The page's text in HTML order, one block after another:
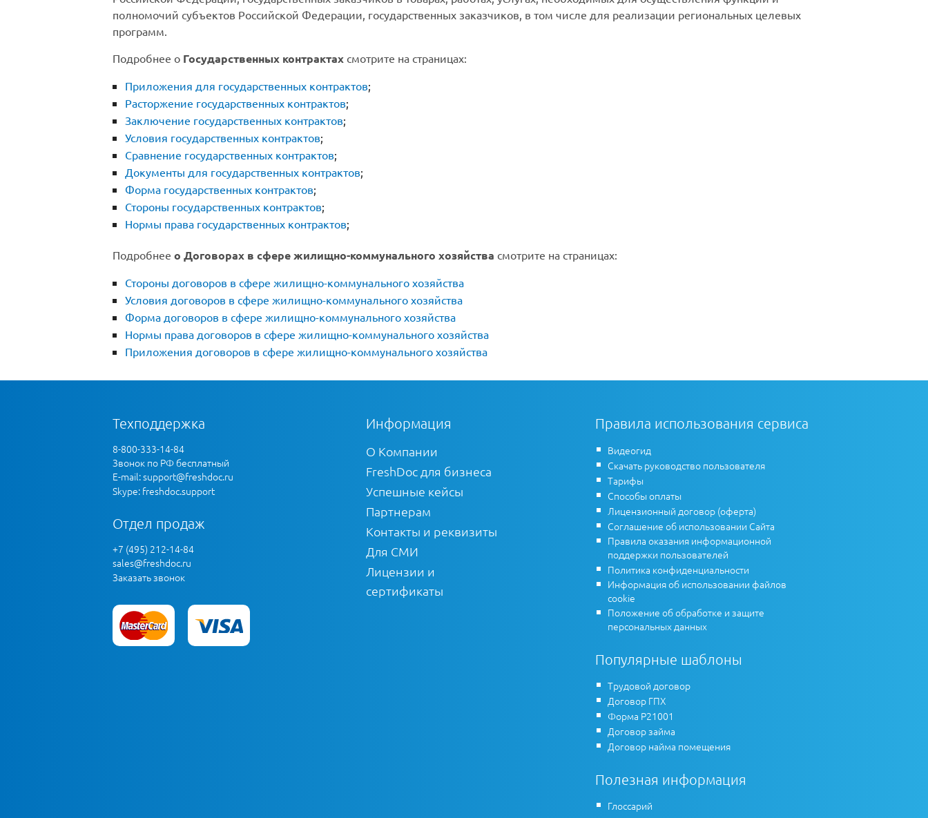
полномочий субъектов Российской Федерации, государственных заказчиков, в том числе для реализации региональных целевых
программ.
Подробнее о Государственных контрактах смотрите на страницах:
Приложения для государственных контрактов;
Расторжение государственных контрактов;
Заключение государственных контрактов;
Условия государственных контрактов;
Сравнение государственных контрактов;
Документы для государственных контрактов;
Форма государственных контрактов;
Стороны государственных контрактов;
Нормы права государственных контрактов;
Подробнее о Договорах в сфере жилищно-коммунального хозяйства смотрите на страницах:
Стороны договоров в сфере жилищно-коммунального хозяйства
Условия договоров в сфере жилищно-коммунального хозяйства
Форма договоров в сфере жилищно-коммунального хозяйства
Нормы права договоров в сфере жилищно-коммунального хозяйства
Приложения договоров в сфере жилищно-коммунального хозяйства
Техподдержка
8-800-333-14-84
Звонок по РФ бесплатный
E-mail:support@freshdoc.ru
Skype: freshdoc.support
Отдел продаж
+7 (495) 212-14-84
sales@freshdoc.ru
Заказать звонок
Информация
О Компании
FreshDoc для бизнеса
Успешные кейсы
Партнерам
Контакты и реквизиты
Для СМИ
Лицензии и
сертификаты
Правила использования сервиса
Видеогид
Скачать руководство пользователя
Тарифы
Способы оплаты
Лицензионный договор (оферта)
Соглашение об использовании Сайта
Правила оказания информационной
поддержки пользователей
Политика конфиденциальности
Информация об использовании файлов
cookie
Положение об обработке и защите
персональных данных
Популярные шаблоны
Трудовой договор
Договор ГПХ
Форма Р21001
Договор займа
Договор найма помещения
Полезная информация
Глоссарий